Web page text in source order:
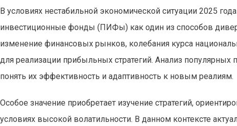
В условиях нестабильной экономической ситуации 2025
инвестиционные фонды (ПИФы) как один из способов
изменение финансовых рынков, колебания курса
для реализации прибыльных стратегий. Анализ
понять их эффективность и адаптивность к новым реалиям.
Особое значение приобретает изучение стратегий,
условиях высокой волатильности. В данном контексте